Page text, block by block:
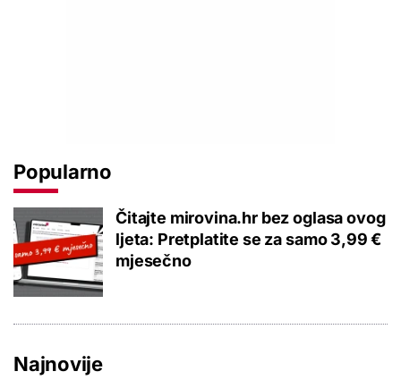
Popularno
Čitajte mirovina.hr bez oglasa ovog
ljeta: Pretplatite se za samo 3,99 €
mjesečno
Najnovije